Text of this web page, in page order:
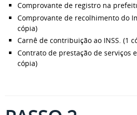
Comprovante de registro na
Comprovante de recolhimento do
cópia)
Carnê de contribuição ao INSS. (1
Contrato de prestação de serviços e
cópia)